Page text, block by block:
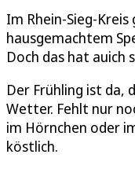
Im Rhein-Sieg-
hausgemachtem
Doch das hat auich
Der Frühling ist da,
Wetter. Fehlt nur
im Hörnchen oder
köstlich.